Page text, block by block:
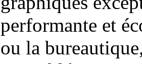
performante et
ou la